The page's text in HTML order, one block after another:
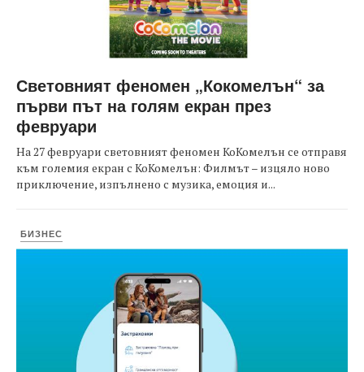
Световният феномен „Кокомелън“ за
първи път на голям екран през
февруари
На 27 февруари световният феномен КоКомелън се отправя
към големия екран с КоКомелън: Филмът – изцяло ново
приключение, изпълнено с музика, емоция и...
БИЗНЕС